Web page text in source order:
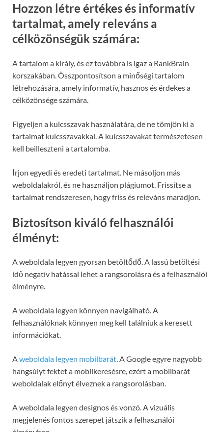
Hozzon létre értékes és informatív
tartalmat, amely releváns a
célközönségük számára:
A tartalom a király, és ez továbbra is igaz a RankBrain
korszakában. Összpontosítson a minőségi tartalom
létrehozására, amely informatív, hasznos és érdekes a
célközönsége számára.
Figyeljen a kulcsszavak használatára, de ne tömjön ki a
tartalmat kulcsszavakkal. A kulcsszavakat természetesen
kell beilleszteni a tartalomba.
Írjon egyedi és eredeti tartalmat. Ne másoljon más
weboldalakról, és ne használjon plágiumot. Frissítse a
tartalmat rendszeresen, hogy friss és releváns maradjon.
Biztosítson kiváló felhasználói
élményt:
A weboldala legyen gyorsan betöltődő. A lassú betöltési
idő negatív hatással lehet a rangsorolásra és a felhasználói
élményre.
A weboldala legyen könnyen navigálható. A
felhasználóknak könnyen meg kell találniuk a keresett
információkat.
Aweboldala legyen mobilbarát. A Google egyre nagyobb
hangsúlyt fektet a mobilkeresésre, ezért a mobilbarát
weboldalak előnyt élveznek a rangsorolásban.
A weboldala legyen designos és vonzó. A vizuális
megjelenés fontos szerepet játszik a felhasználói